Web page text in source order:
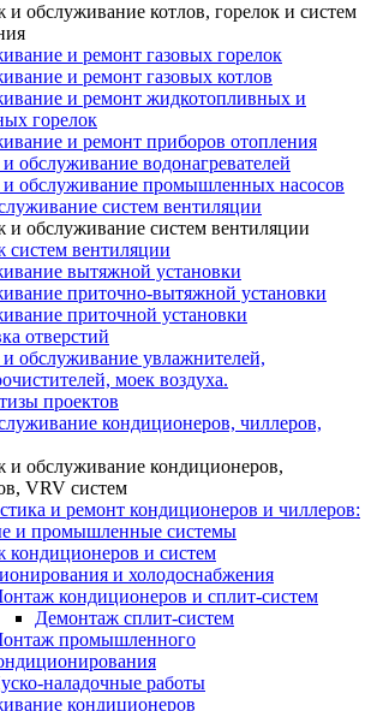
обслуживание котлов, горелок и систем
и ремонт газовых горелок
и ремонт газовых котлов
и ремонт жидкотопливных и
горелок
и ремонт приборов отопления
обслуживание водонагревателей
обслуживание промышленных насосов
систем вентиляции
обслуживание систем вентиляции
вентиляции
вытяжной установки
приточно-вытяжной установки
приточной установки
отверстий
обслуживание увлажнителей,
моек воздуха.
проектов
кондиционеров, чиллеров,
обслуживание кондиционеров,
VRV систем
и ремонт кондиционеров и чиллеров:
и промышленные системы
и систем
и холодоснабжения
кондиционеров и сплит-систем
Демонтаж сплит-систем
промышленного
наладочные работы
кондиционеров